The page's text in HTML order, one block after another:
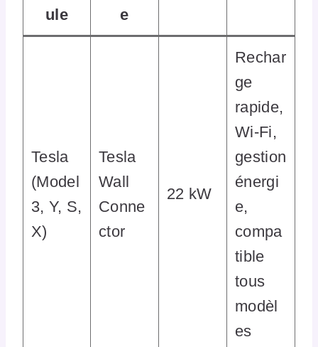
ule
e
Tesla
(Model
3, Y, S,
X)
Tesla
Wall
Conne
ctor
22 kW
Rechar
ge
rapide,
Wi-Fi,
gestion
énergi
e,
compa
tible
tous
modèl
es